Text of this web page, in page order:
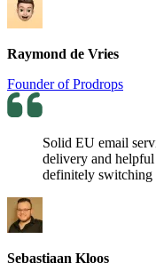
Raymond de Vries
Founder of Prodrops
Solid EU email
delivery and
definitely switching
Sebastiaan Kloos